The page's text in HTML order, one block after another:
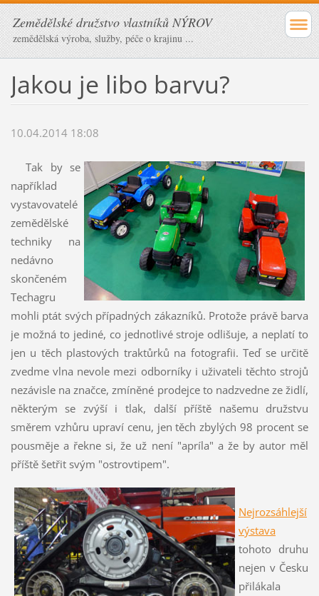
Zemědělské družstvo vlastníků NÝROV
zemědělská výroba, služby, péče o krajinu ...
Jakou je libo barvu?
10.04.2014 18:08
Tak by se
například
vystavovatelé
zemědělské
techniky na
nedávno
skončeném
Techagru
mohli ptát svých případných zákazníků. Protože právě barva
je možná to jediné, co jednotlivé stroje odlišuje, a neplatí to
jen u těch plastových traktůrků na fotografii. Teď se určitě
zvedme vlna nevole mezi odborníky i uživateli těchto strojů
nezávisle na značce, zmíněné prodejce to nadzvedne ze židlí,
některým se zvýší i tlak, další příště našemu družstvu
směrem vzhůru upraví cenu, jen těch zbylých 98 procent se
pousměje a řekne si, že už není "apríla" a že by autor měl
příště šetřit svým "ostrovtipem".
Nejrozsáhlejší
výstava
tohoto druhu
nejen v Česku
přilákala